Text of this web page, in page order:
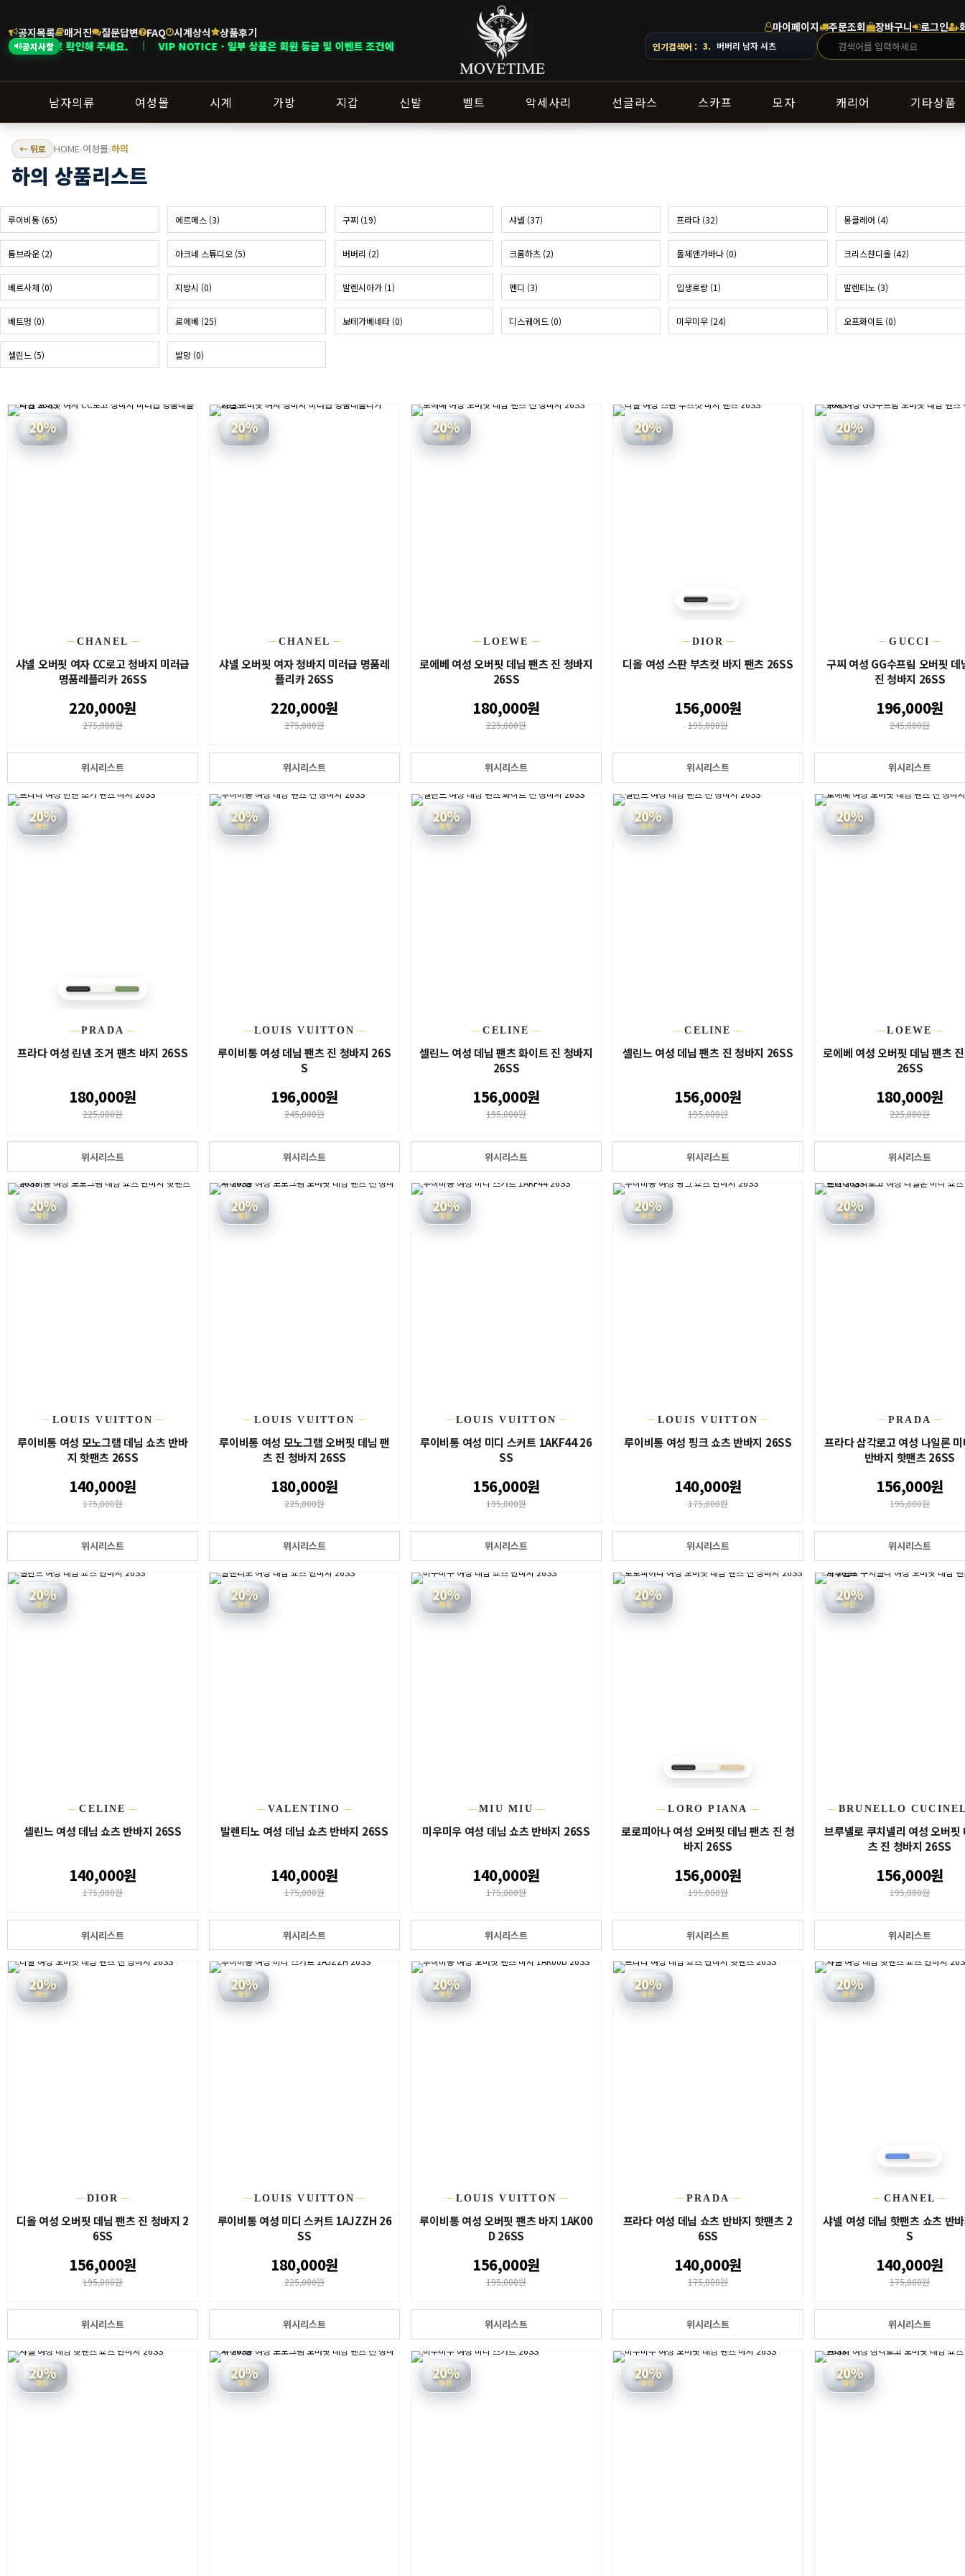
공지목록 매거진 질문답변 FAQ 시계상식 상품후기
공지사항
주세요. ｜ VIP NOTICE · 일부 상품은 회원 등급 및 이벤트 조건에 따라 혜택이 다르게 적용됩니다. ｜ DELIVERY NOTICE · 지역에 따라 배송 일정이 달라질 수 있으니 주문 전 상담창으로 문의해 주세요.
마이페이지 주문조회 장바구니 로그인
인기검색어 : 3. 버버리 남자 셔츠
남자의류 여성몰 시계 가방 지갑 신발 벨트 악세사리 선글라스 스카프 모자 캐리어 기타상품
← 뒤로 HOME›여성몰›하의
하의 상품리스트
루이비통 (65) 에르메스 (3) 구찌 (19) 샤넬 (37) 프라다 (32) 몽클레어 (4)
톰브라운 (2) 아크네 스튜디오 (5) 버버리 (2) 크롬하츠 (2) 돌체앤가바나 (0) 크리스챤디올 (42)
베르사체 (0) 지방시 (0) 발렌시아가 (1) 펜디 (3) 입생로랑 (1) 발렌티노 (3)
베트멍 (0) 로에베 (25) 보테가베네타 (0) 디스퀘어드 (0) 미우미우 (24) 오프화이트 (0)
셀린느 (5) 발망 (0)
20%
할인
CHANEL
샤넬 오버핏 여자 CC로고 청바지 미러급
명품레플리카 26SS
220,000원
275,000원
위시리스트
20%
할인
CHANEL
샤넬 오버핏 여자 청바지 미러급 명품레
플리카 26SS
220,000원
275,000원
위시리스트
20%
할인
LOEWE
로에베 여성 오버핏 데님 팬츠 진 청바지
26SS
180,000원
225,000원
위시리스트
20%
할인
DIOR
디올 여성 스판 부츠컷 바지 팬츠 26SS
156,000원
195,000원
위시리스트
20%
할인
GUCCI
구찌 여성 GG수프림 오버핏 데
진 청바지 26SS
196,000원
245,000원
위시리스트
20%
할인
PRADA
프라다 여성 린넨 조거 팬츠 바지 26SS
180,000원
225,000원
위시리스트
20%
할인
LOUIS VUITTON
루이비통 여성 데님 팬츠 진 청바지 26S
S
196,000원
245,000원
위시리스트
20%
할인
CELINE
셀린느 여성 데님 팬츠 화이트 진 청바지
26SS
156,000원
195,000원
위시리스트
20%
할인
CELINE
셀린느 여성 데님 팬츠 진 청바지 26SS
156,000원
195,000원
위시리스트
20%
할인
LOEWE
로에베 여성 오버핏 데님 팬츠
26SS
180,000원
225,000원
위시리스트
20%
할인
LOUIS VUITTON
루이비통 여성 모노그램 데님 쇼츠 반바
지 핫팬츠 26SS
140,000원
175,000원
위시리스트
20%
할인
LOUIS VUITTON
루이비통 여성 모노그램 오버핏 데님 팬
츠 진 청바지 26SS
180,000원
225,000원
위시리스트
20%
할인
LOUIS VUITTON
루이비통 여성 미디 스커트 1AKF44 26
SS
156,000원
195,000원
위시리스트
20%
할인
LOUIS VUITTON
루이비통 여성 핑크 쇼츠 반바지 26SS
140,000원
175,000원
위시리스트
20%
할인
PRADA
프라다 삼각로고 여성 나일론
반바지 핫팬츠 26SS
156,000원
195,000원
위시리스트
20%
할인
CELINE
셀린느 여성 데님 쇼츠 반바지 26SS
140,000원
175,000원
위시리스트
20%
할인
VALENTINO
발렌티노 여성 데님 쇼츠 반바지 26SS
140,000원
175,000원
위시리스트
20%
할인
MIU MIU
미우미우 여성 데님 쇼츠 반바지 26SS
140,000원
175,000원
위시리스트
20%
할인
LORO PIANA
로로피아나 여성 오버핏 데님 팬츠 진 청
바지 26SS
156,000원
195,000원
위시리스트
20%
할인
BRUNELLO
브루넬로 쿠치넬리 여성 오버핏
츠 진 청바지 26SS
156,000원
195,000원
위시리스트
20%
할인
DIOR
디올 여성 오버핏 데님 팬츠 진 청바지 2
6SS
156,000원
195,000원
위시리스트
20%
할인
LOUIS VUITTON
루이비통 여성 미디 스커트 1AJZZH 26
SS
180,000원
225,000원
위시리스트
20%
할인
LOUIS VUITTON
루이비통 여성 오버핏 팬츠 바지 1AK00
D 26SS
156,000원
195,000원
위시리스트
20%
할인
PRADA
프라다 여성 데님 쇼츠 반바지 핫팬츠 2
6SS
140,000원
175,000원
위시리스트
20%
할인
CHANEL
샤넬 여성 데님 핫팬츠 쇼츠 반
S
140,000원
175,000원
위시리스트
20%
할인
20%
할인
20%
할인
20%
할인
20%
할인